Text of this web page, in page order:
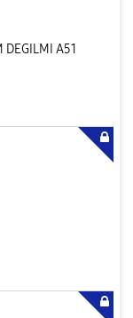
DEGILMI A51